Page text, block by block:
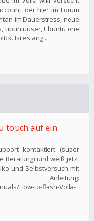
der hier im Forum
im Dauerstress, neue
ubuntuuser, Ubuntu one
Ist es ang...
touch auf ein
kontaktiert (super
Beratung) und weiß jetzt
und Selbstversuch mit
Anleitung:
How-to-flash-Volla-